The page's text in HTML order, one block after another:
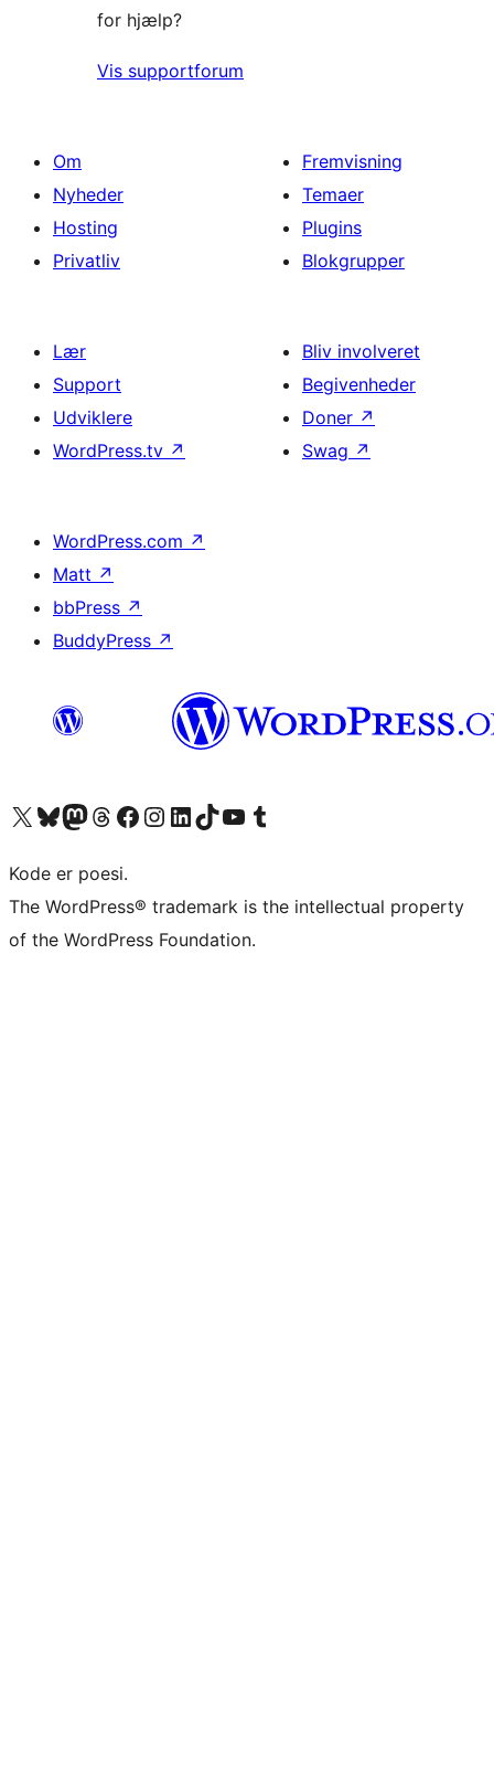
for hjælp?
Vis supportforum
Om
Nyheder
Hosting
Privatliv
Fremvisning
Temaer
Plugins
Blokgrupper
Lær
Support
Udviklere
WordPress.tv ↗
Bliv involveret
Begivenheder
Doner ↗
Swag ↗
WordPress.com ↗
Matt ↗
bbPress ↗
BuddyPress ↗
Besøg vores X (tidligere Twitter) konto
Besøg vores Bluesky-konto
Besøg vores Mastodon konto
Besøg vores Threads-konto
Besøg vores Facebook sideBesøg vores Instagram konto
Besøg vores LinkedIn konto
Besøg vores TikTok-konto
Besøg vores YouTube-kanalBesøg vores Tumblr-konto
Kode er poesi.
The WordPress® trademark is the intellectual property
of the WordPress Foundation.